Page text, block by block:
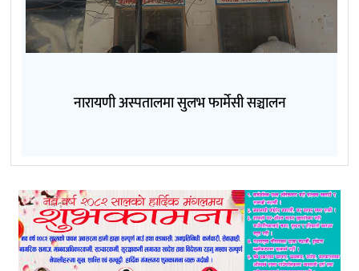
नारायणी अस्पतालमा सुलभ फार्मेसी सञ्चालन